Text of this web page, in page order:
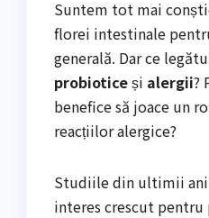
Suntem tot mai
florei intestinale
generală. Dar ce
probioticeși alergii?
benefice să joace un
reacțiilor alergice?
Studiile din ultimii
interes crescut